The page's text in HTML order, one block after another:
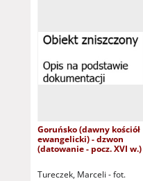
Goruńsko (dawny kościół
ewangelicki) - dzwon
(datowanie - pocz. XVI w.)
Tureczek, Marceli - fot.